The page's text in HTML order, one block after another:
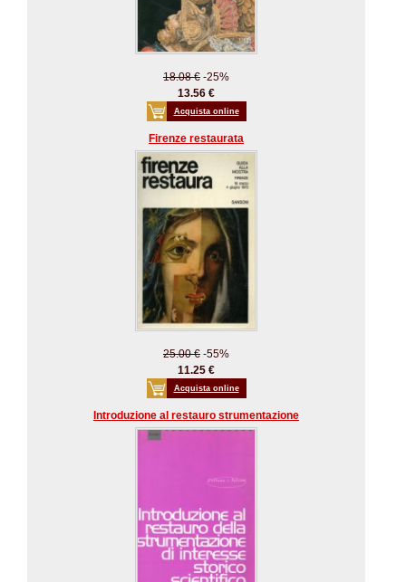
18.08 € -25%
13.56 €
Acquista online
Firenze restaurata
25.00 € -55%
11.25 €
Acquista online
Introduzione al restauro strumentazione